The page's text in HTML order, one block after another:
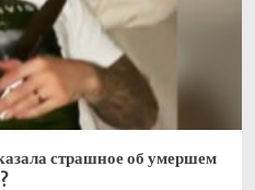
страшное об умершем